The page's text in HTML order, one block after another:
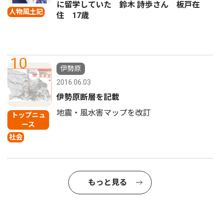
人物風土記
に留学していた 鈴木 詩歩さん 板戸在
住 17歳
10
トップニュ
ース
社会
伊勢原
2016.06.03
伊勢原断層を記載
地震・風水害マップを改訂
もっと見る